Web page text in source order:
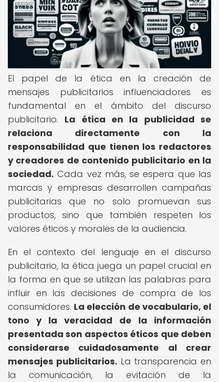
El papel de la ética en la creación de
mensajes publicitarios influenciadores es
fundamental en el ámbito del discurso
publicitario. La ética en la publicidad se
relaciona directamente con la
responsabilidad que tienen los redactores
y creadores de contenido publicitario en la
sociedad. Cada vez más, se espera que las
marcas y empresas desarrollen campañas
publicitarias que no solo promuevan sus
productos, sino que también respeten los
valores éticos y morales de la audiencia.
En el contexto del lenguaje en el discurso
publicitario, la ética juega un papel crucial en
la forma en que se utilizan las palabras para
influir en las decisiones de compra de los
consumidores. La elección de vocabulario, el
tono y la veracidad de la información
presentada son aspectos éticos que deben
considerarse cuidadosamente al crear
mensajes publicitarios. La transparencia en
la comunicación, la evitación de la